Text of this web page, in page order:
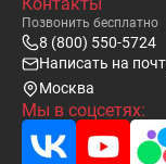
Позвонить бесплатно
8 (800) 550-5724
Написать на
Москва
Мы в соцсетях: